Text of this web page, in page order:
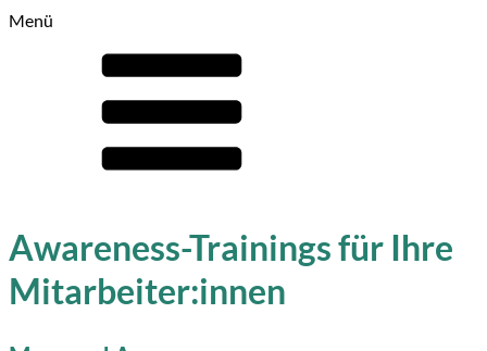
Menü
Awareness-Trainings für Ihre
Mitarbeiter:innen